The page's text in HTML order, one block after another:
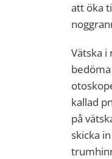
att öka
Vätska
kallad
på
skicka